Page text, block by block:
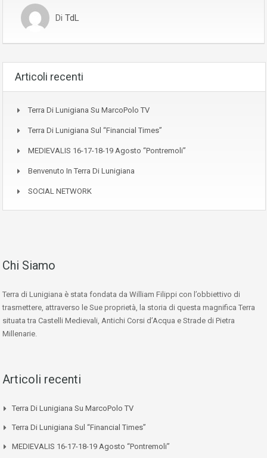
Di TdL
Articoli recenti
Terra Di Lunigiana Su MarcoPolo TV
Terra Di Lunigiana Sul “Financial Times”
MEDIEVALIS 16-17-18-19 Agosto “Pontremoli”
Benvenuto In Terra Di Lunigiana
SOCIAL NETWORK
Chi Siamo
Terra di Lunigiana è stata fondata da William Filippi con l’obbiettivo di
trasmettere, attraverso le Sue proprietà, la storia di questa magnifica Terra
situata tra Castelli Medievali, Antichi Corsi d’Acqua e Strade di Pietra
Millenarie.
Articoli recenti
Terra Di Lunigiana Su MarcoPolo TV
Terra Di Lunigiana Sul “Financial Times”
MEDIEVALIS 16-17-18-19 Agosto “Pontremoli”